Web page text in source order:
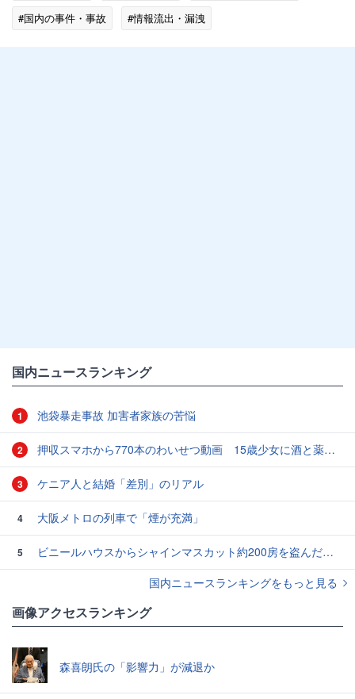
#国内の事件・事故
#情報流出・漏洩
国内ニュースランキング
1 池袋暴走事故 加害者家族の苦悩
2 押収スマホから770本のわいせつ動画 15歳少女に酒と薬飲ませ性的暴行か 54歳男を再逮捕 「薬もありますよ」とSNSで誘い出し
3 ケニア人と結婚「差別」のリアル
4 大阪メトロの列車で「煙が充満」
5
ビニールハウスからシャインマスカット約200房を盗んだ疑い ネットで販売か 無職の男（42）逮捕 岡山県警
国内ニュースランキングをもっと見る
画像アクセスランキング
森喜朗氏の「影響力」が減退か